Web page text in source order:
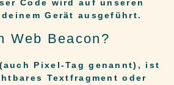
Code wird auf unseren
Gerät ausgeführt.
Web Beacon?
Pixel-Tag genannt), ist
Textfragment oder